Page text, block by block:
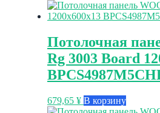
Потолочная
Rg 3003 Board
679,65 ¥ В корзину